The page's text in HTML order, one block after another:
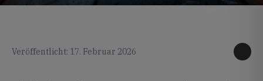
Veröffentlicht: 17. Februar 2026